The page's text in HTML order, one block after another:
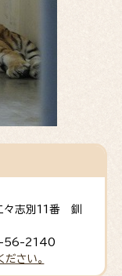
志別11番 釧
56-2140
さい。